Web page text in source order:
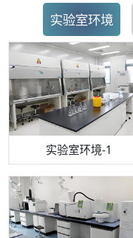
实验室环境
实验室环境-1
机构质检技术员-1
步入式恒温恒湿试验箱